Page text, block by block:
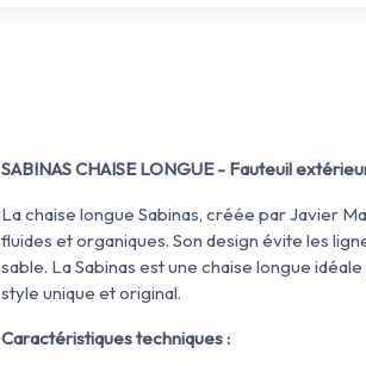
SABINAS CHAISE LONGUE - Fauteuil
La chaise longue Sabinas, créée par Javier
fluides et organiques. Son design évite les
sable. La Sabinas est une chaise longue
style unique et original.
Caractéristiques techniques :